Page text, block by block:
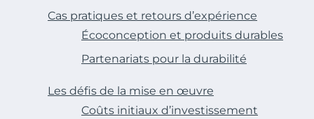
Cas pratiques et retours d’expérience
Écoconception et produits durables
Partenariats pour la durabilité
Les défis de la mise en œuvre
Coûts initiaux d’investissement